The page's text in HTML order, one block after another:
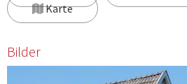
Karte
Bilder